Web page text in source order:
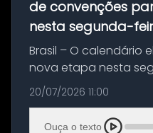
de convenções
nesta segunda-
Brasil – O calendário
nova etapa nesta
início do período
partidárias. Até 5 de
federações poderão
20/07/2026 11:00
Ouça o texto